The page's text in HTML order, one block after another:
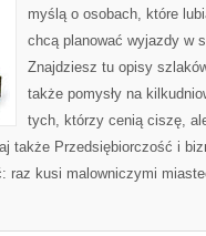
myślą o osobach, które
chcą planować wyjazdy w
Znajdziesz tu opisy
także pomysły na
tych, którzy cenią ciszę,
także Przedsiębiorczość i
raz kusi malowniczymi